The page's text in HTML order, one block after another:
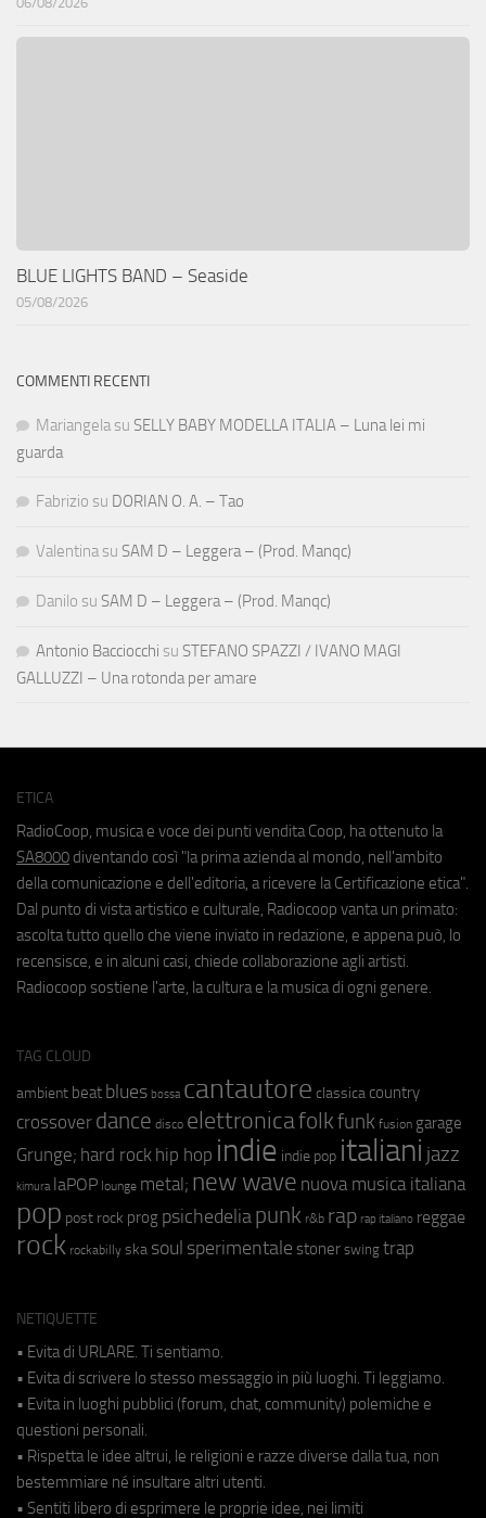
BLUE LIGHTS BAND – Seaside
05/08/2026
COMMENTI RECENTI
Mariangela su SELLY BABY MODELLA ITALIA – Luna lei mi
guarda
Fabrizio su DORIAN O. A. – Tao
Valentina su SAM D – Leggera – (Prod. Manqc)
Danilo su SAM D – Leggera – (Prod. Manqc)
Antonio Bacciocchi su STEFANO SPAZZI / IVANO MAGI
GALLUZZI – Una rotonda per amare
ETICA
RadioCoop, musica e voce dei punti vendita Coop, ha ottenuto la
SA8000 diventando così "la prima azienda al mondo, nell'ambito
della comunicazione e dell'editoria, a ricevere la Certificazione etica".
Dal punto di vista artistico e culturale, Radiocoop vanta un primato:
ascolta tutto quello che viene inviato in redazione, e appena può, lo
recensisce, e in alcuni casi, chiede collaborazione agli artisti.
Radiocoop sostiene l'arte, la cultura e la musica di ogni genere.
TAG CLOUD
ambient beat blues bossa cantautore classica country
crossover dance disco elettronicafolkfunk fusion garage
Grunge; hard rock hip hop indie indie pop italiani jazz
kimura laPOP lounge metal; new wave nuova musica italiana
pop post rock prog psichedeliapunk r&b rap rap italiano reggae
rock rockabilly ska soul sperimentale stoner swing trap
NETIQUETTE
• Evita di URLARE. Ti sentiamo.
• Evita di scrivere lo stesso messaggio in più luoghi. Ti leggiamo.
• Evita in luoghi pubblici (forum, chat, community) polemiche e
questioni personali.
• Rispetta le idee altrui, le religioni e razze diverse dalla tua, non
bestemmiare né insultare altri utenti.
• Sentiti libero di esprimere le proprie idee, nei limiti